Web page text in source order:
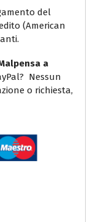
del
(American
a
Nessun
o richiesta,